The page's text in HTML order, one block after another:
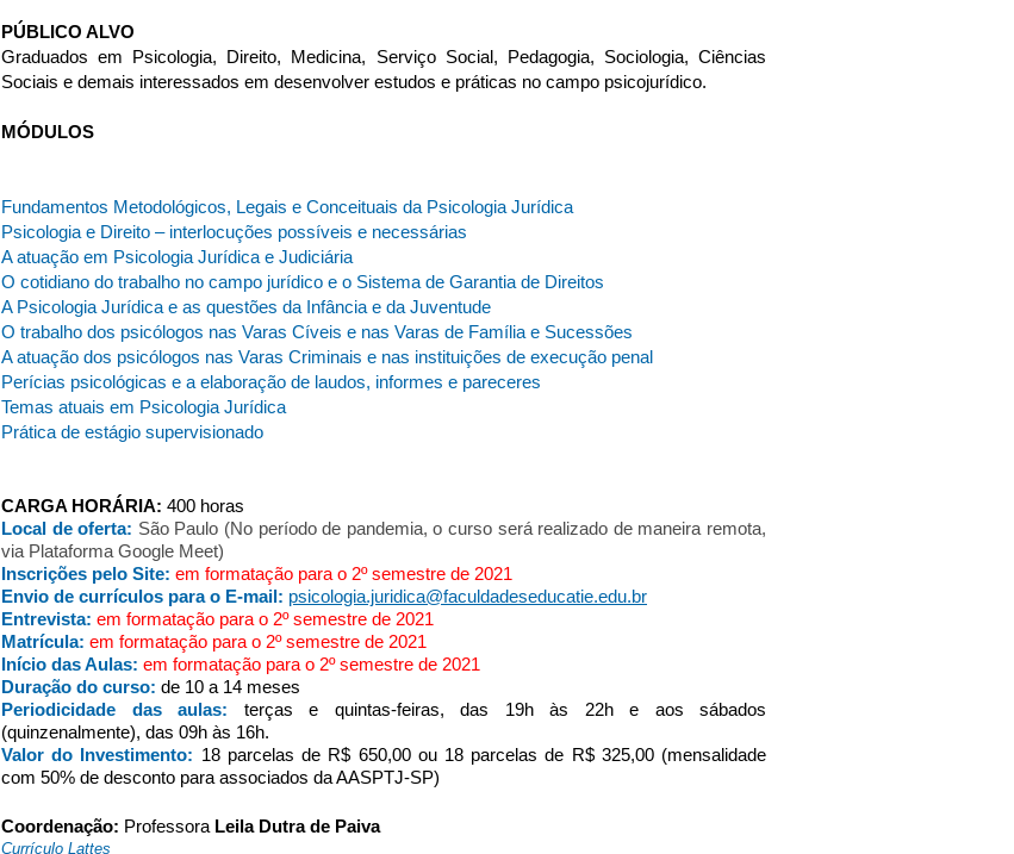
PÚBLICO ALVO
Graduados em Psicologia, Direito, Medicina, Serviço Social, Pedagogia, Sociologia, Ciências
Sociais e demais interessados em desenvolver estudos e práticas no campo psicojurídico.
MÓDULOS
Fundamentos Metodológicos, Legais e Conceituais da Psicologia Jurídica​
Psicologia e Direito – interlocuções possíveis e necessárias
A atuação em Psicologia Jurídica e Judiciária
O cotidiano do trabalho no campo jurídico e o Sistema de Garantia de Direitos
A Psicologia Jurídica e as questões da Infância e da Juventude
O trabalho dos psicólogos nas Varas Cíveis e nas Varas de Família e Sucessões
A atuação dos psicólogos nas Varas Criminais e nas instituições de execução penal
Perícias psicológicas e a elaboração de laudos, informes e pareceres
Temas atuais em Psicologia Jurídica
Prática de estágio supervisionado
CARGA HORÁRIA: 400 horas
Local de oferta: São Paulo (No período de pandemia, o curso será realizado de maneira remota,
via Plataforma Google Meet)
Inscrições pelo Site: em formatação para o 2º semestre de 2021
Envio de currículos para o E-mail: psicologia.juridica@faculdadeseducatie.edu.br
Entrevista: em formatação para o 2º semestre de 2021
Matrícula: em formatação para o 2º semestre de 2021
Início das Aulas: em formatação para o 2º semestre de 2021
Duração do curso: de 10 a 14 meses
Periodicidade das aulas: terças e quintas-feiras, das 19h às 22h e aos sábados
(quinzenalmente), das 09h às 16h.
Valor do Investimento: 18 parcelas de R$ 650,00 ou 18 parcelas de R$ 325,00 (mensalidade
com 50% de desconto para associados da AASPTJ-SP)
Coordenação: Professora Leila Dutra de Paiva
Currículo Lattes